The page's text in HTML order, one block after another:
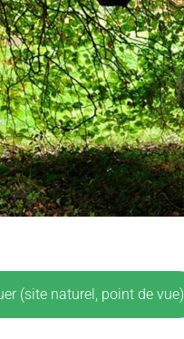
(site naturel, point de vue)